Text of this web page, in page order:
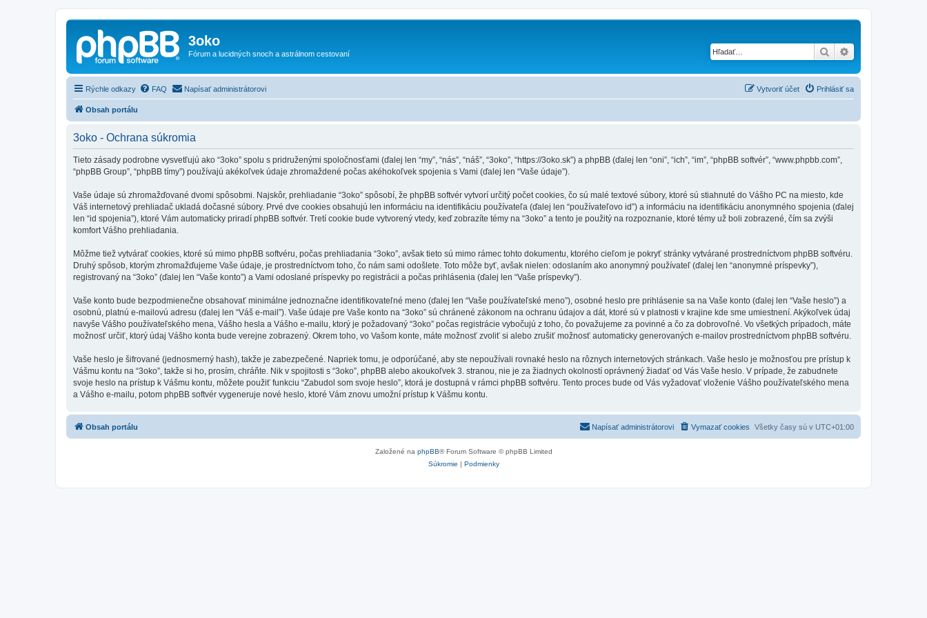
3oko
Fórum a lucidných snoch a astrálnom cestovaní Hľadať
Rýchle odkazy FAQ Napísať administrátorovi Prihlásiť sa
Vytvoriť účet
Obsah portálu
3oko - Ochrana súkromia
Tieto zásady podrobne vysvetľujú ako “3oko” spolu s pridruženými spoločnosťami (ďalej len “my”, “nás”, “náš”, “3oko”, “https://3oko.sk”) a phpBB (ďalej len “oni”, “ich”, “im”, “phpBB softvér”, “www.phpbb.com”,
“phpBB Group”, “phpBB tímy”) používajú akékoľvek údaje zhromaždené počas akéhokoľvek spojenia s Vami (ďalej len “Vaše údaje”).
Vaše údaje sú zhromažďované dvomi spôsobmi. Najskôr, prehliadanie “3oko” spôsobí, že phpBB softvér vytvorí určitý počet cookies, čo sú malé textové súbory, ktoré sú stiahnuté do Vášho PC na miesto, kde
Váš internetový prehliadač ukladá dočasné súbory. Prvé dve cookies obsahujú len informáciu na identifikáciu používateľa (ďalej len “používateľovo id”) a informáciu na identifikáciu anonymného spojenia (ďalej
len “id spojenia”), ktoré Vám automaticky priradí phpBB softvér. Tretí cookie bude vytvorený vtedy, keď zobrazíte témy na “3oko” a tento je použitý na rozpoznanie, ktoré témy už boli zobrazené, čím sa zvýši
komfort Vášho prehliadania.
Môžme tiež vytvárať cookies, ktoré sú mimo phpBB softvéru, počas prehliadania “3oko”, avšak tieto sú mimo rámec tohto dokumentu, ktorého cieľom je pokryť stránky vytvárané prostredníctvom phpBB softvéru.
Druhý spôsob, ktorým zhromažďujeme Vaše údaje, je prostredníctvom toho, čo nám sami odošlete. Toto môže byť, avšak nielen: odoslaním ako anonymný používateľ (ďalej len “anonymné príspevky”),
registrovaný na “3oko” (ďalej len “Vaše konto”) a Vami odoslané príspevky po registrácii a počas prihlásenia (ďalej len “Vaše príspevky”).
Vaše konto bude bezpodmienečne obsahovať minimálne jednoznačne identifikovateľné meno (ďalej len “Vaše používateľské meno”), osobné heslo pre prihlásenie sa na Vaše konto (ďalej len “Vaše heslo”) a
osobnú, platnú e-mailovú adresu (ďalej len “Váš e-mail”). Vaše údaje pre Vaše konto na “3oko” sú chránené zákonom na ochranu údajov a dát, ktoré sú v platnosti v krajine kde sme umiestnení. Akýkoľvek údaj
navyše Vášho používateľského mena, Vášho hesla a Vášho e-mailu, ktorý je požadovaný “3oko” počas registrácie vybočujú z toho, čo považujeme za povinné a čo za dobrovoľné. Vo všetkých prípadoch, máte
možnosť určiť, ktorý údaj Vášho konta bude verejne zobrazený. Okrem toho, vo Vašom konte, máte možnosť zvoliť si alebo zrušiť možnosť automaticky generovaných e-mailov prostredníctvom phpBB softvéru.
Vaše heslo je šifrované (jednosmerný hash), takže je zabezpečené. Napriek tomu, je odporúčané, aby ste nepoužívali rovnaké heslo na rôznych internetových stránkach. Vaše heslo je možnosťou pre prístup k
Vášmu kontu na “3oko”, takže si ho, prosím, chráňte. Nik v spojitosti s “3oko”, phpBB alebo akoukoľvek 3. stranou, nie je za žiadnych okolností oprávnený žiadať od Vás Vaše heslo. V prípade, že zabudnete
svoje heslo na prístup k Vášmu kontu, môžete použiť funkciu “Zabudol som svoje heslo”, ktorá je dostupná v rámci phpBB softvéru. Tento proces bude od Vás vyžadovať vloženie Vášho používateľského mena
a Vášho e-mailu, potom phpBB softvér vygeneruje nové heslo, ktoré Vám znovu umožní prístup k Vášmu kontu.
Obsah portálu Všetky časy sú v UTC+01:00
Vymazať cookies
Napísať administrátorovi
Založené na phpBB® Forum Software © phpBB Limited
Súkromie | Podmienky